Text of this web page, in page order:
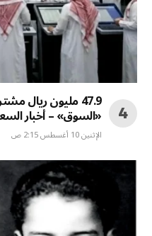
47.9 مليون ريال
«السوق» – أخبار
الإثنين 10 أغسطس 2:15 ص